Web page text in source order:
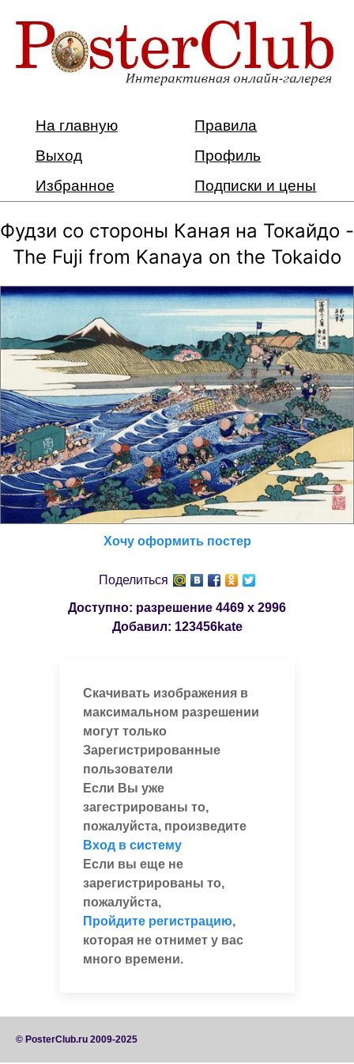
На главную
Правила
Выход
Профиль
Избранное
Подписки и цены
Фудзи со стороны Каная на Токайдо -
The Fuji from Kanaya on the Tokaido
Хочу оформить постер
Поделиться
Доступно: разрешение 4469 x 2996
Добавил: 123456kate
Скачивать изображения в
максимальном разрешении
могут только
Зарегистрированные
пользователи
Если Вы уже
загестрированы то,
пожалуйста, произведите
Вход в систему
Если вы еще не
зарегистрированы то,
пожалуйста,
Пройдите регистрацию,
которая не отнимет у вас
много времени.
© PosterClub.ru 2009-2025